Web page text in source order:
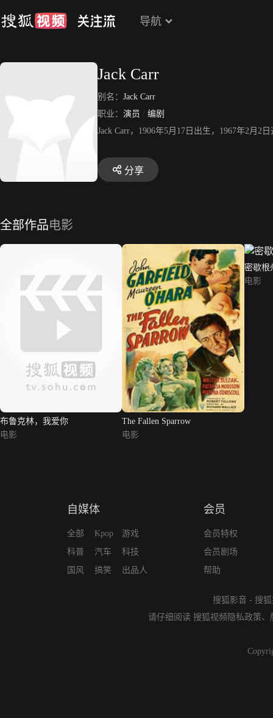
导航
Jack Carr
别名： Jack Carr
职业： 演员 / 编剧
Jack Carr，1906年5月17日出生，1967年2月
分享
全部作品电影
布鲁克林，我爱你
电影
The Fallen Sparrow
电影
密歇根
电影
自媒体
全部
科普
国风
Kpop
汽车
搞笑
游戏
科技
出品人
会员
会员特权
会员剧场
帮助
搜狐影音 - 搜
请仔细阅读 搜狐视频隐私政策、